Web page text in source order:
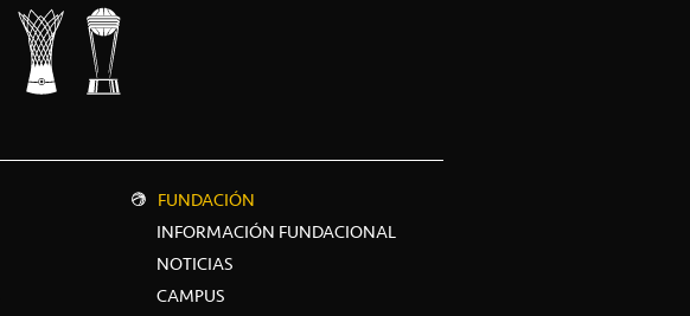
FUNDACIÓN
INFORMACIÓN FUNDACIONAL
NOTICIAS
CAMPUS